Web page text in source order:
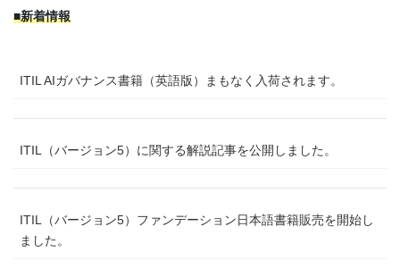
■新着情報
ITIL AIガバナンス書籍（英語版）まもなく入荷されます。
ITIL（バージョン5）に関する解説記事を公開しました。
ITIL（バージョン5）ファンデーション日本語書籍販売を開始し
ました。